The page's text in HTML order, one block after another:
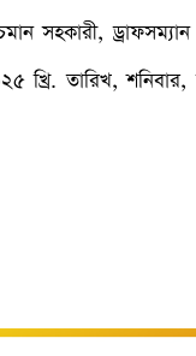
সহকারী,
তারিখ,